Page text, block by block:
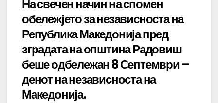
На свечен начин на спомен
обележјето за независноста на
Република Македонија пред
зградата на општина Радовиш
беше одбележан 8 Септември –
денот на независноста на
Македонија.